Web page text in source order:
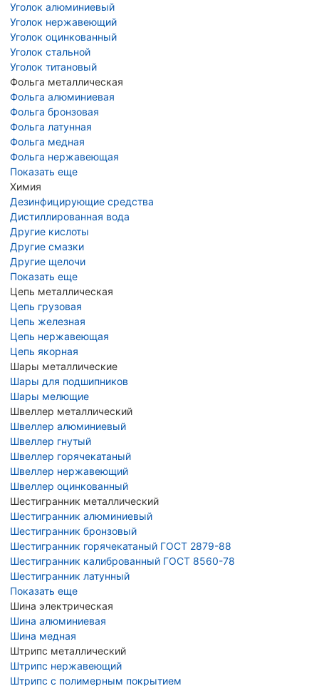
Уголок алюминиевый
Уголок нержавеющий
Уголок оцинкованный
Уголок стальной
Уголок титановый
Фольга металлическая
Фольга алюминиевая
Фольга бронзовая
Фольга латунная
Фольга медная
Фольга нержавеющая
Показать еще
Химия
Дезинфицирующие средства
Дистиллированная вода
Другие кислоты
Другие смазки
Другие щелочи
Показать еще
Цепь металлическая
Цепь грузовая
Цепь железная
Цепь нержавеющая
Цепь якорная
Шары металлические
Шары для подшипников
Шары мелющие
Швеллер металлический
Швеллер алюминиевый
Швеллер гнутый
Швеллер горячекатаный
Швеллер нержавеющий
Швеллер оцинкованный
Шестигранник металлический
Шестигранник алюминиевый
Шестигранник бронзовый
Шестигранник горячекатаный ГОСТ 2879-88
Шестигранник калиброванный ГОСТ 8560-78
Шестигранник латунный
Показать еще
Шина электрическая
Шина алюминиевая
Шина медная
Штрипс металлический
Штрипс нержавеющий
Штрипс с полимерным покрытием